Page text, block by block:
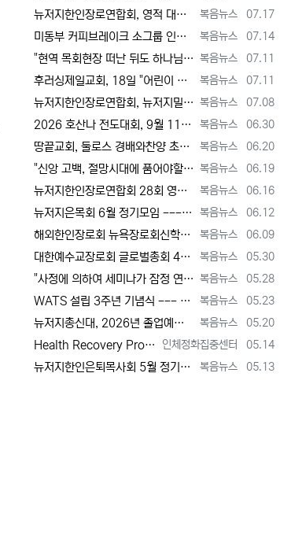
등록자
복음뉴스 등록일
07.17
뉴저지한인장로연합회, 영적 대각성 기도회 --- "우리의 기준은 하나님 말씀" [2026년 7월 17일 금요일 자 뉴욕일보 기사] ==> htt…
등록자
복음뉴스 등록일
07.14
미동부 커피브레이크 소그룹 인도자 워크숍 8월 15일 더바인교회 + 필그림선교교회서 [2026년 7월 14일 화요일 자 뉴욕일보 기사] ==> …
등록자
복음뉴스 등록일
07.11
"현역 목회현장 떠난 뒤도 하나님 능력 + 은혜 다음 세대에 전하는 사명 계속" [2026년 7월 11일일 토요일 자 뉴욕일보 기사] ==> …
등록자
복음뉴스 등록일
07.11
후러싱제일교회, 18일 "어린이 천국" 만든다 [2026년 7월 11일 토요일 자 뉴욕일보 기사] ==> https://www.bogeumnew…
등록자
복음뉴스 등록일
07.08
뉴저지한인장로연합회, 뉴저지밀알선교단 방문 --- 장애우들에게 점심 식사 제공 + 사랑의 후원금 [2026년 7월 8일 수요일 자 뉴욕일보 기사…
등록자
복음뉴스 등록일
06.30
2026 호산나 전도대회, 9월 11일(금)부터 13일(주일)까지 뉴저지하베스트교회에서 [2026년 6월 30일 화요일 자 뉴욕일보 기사] ==…
등록자
복음뉴스 등록일
06.20
땅끝교회, 둘로스 경배와찬양 초청 찬양집회 --- "참행복은 주님께 쓰임 받는 것" [2026년 6월 20일 토요일 자 뉴욕일보 기사] ==> …
등록자
복음뉴스 등록일
06.19
"신앙 고백, 절망시대에 품어야할 희망, 마지막까지 하나님 손에 붙들려 쓰임 받고자 하는 삶의 의미" [2026년 6월 19일 금요일 자 뉴욕일…
등록자
복음뉴스 등록일
06.16
뉴저지한인장로연합회 28회 영적 대각성 기도회 [2026년 6월 16일 화요일 자 뉴욕일보 기사] ==> https://www.bogeumnew…
등록자
복음뉴스 등록일
06.12
뉴저지은목회 6월 정기모임 --- 강원호 목사, "복음은 구원, 구원의 목적은 하나님 나라의 삶" [2026년 6월 12일 금요일 자 뉴역일보 …
등록자
복음뉴스 등록일
06.09
해외한인장로회 뉴욕장로회신학대학(원), 40회 졸업감사예배 및 학위수여식 [2026년 6월 9일 화요일 자 뉴욕일보 기사] ==> https:/…
등록자
복음뉴스 등록일
05.30
대한예수교장로회 글로벌총회 48회 정기총회 --- "진리 위에 굳게 서서 복음으로 세상 정복하라" [2026년 5월 30일 토요일 자 뉴욕일보 …
등록자
복음뉴스 등록일
05.28
"사정에 의하여 세미나가 잠정 연기되었다"고 합니다. 착오 없으시기 바랍니다.
등록자
복음뉴스 등록일
05.23
WATS 설립 3주년 기념식 --- 천국 복음 전파와 영적 지도자 양성 사명 재확인 [2026년 5월 23일 토요일 자 뉴욕일보 기사] ==> …
등록자
복음뉴스 등록일
05.20
뉴저지총신대, 2026년 졸업예배 및 학위 수여식 --- "절업장은 학교가 주지만, 위임장은 주님이 주신다" [2026년 5월 20일 수요일 …
등록자
인체정화집중센터 등록일
05.14
Health Recovery Program 인체정화 집중센터 Health Recovery Program이 태어난 배경은 단순히 하나의 건강…
등록자
복음뉴스 등록일
05.13
뉴저지한인은퇴목사회 5월 정기모임 --- "천국 갈 준비되셨나요?" [2026년 5월 13일 수요일 자 뉴욕일보 기사] ==> https://w…